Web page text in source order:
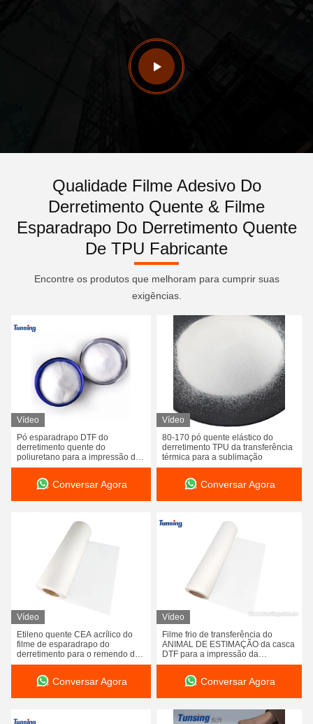
Qualidade Filme Adesivo Do
Derretimento Quente & Filme
Esparadrapo Do Derretimento Quente
De TPU Fabricante
Encontre os produtos que melhoram para cumprir suas
exigências.
Vídeo
Pó esparadrapo DTF do
derretimento quente do
poliuretano para a impressão da
transferência térmica
Conversar Agora
Vídeo
80-170 pó quente elástico do
derretimento TPU da transferência
térmica para a sublimação
Conversar Agora
Vídeo
Etileno quente CEA acrílico do
filme de esparadrapo do
derretimento para o remendo do
bordado
Conversar Agora
Vídeo
Filme frio de transferência do
ANIMAL DE ESTIMAÇÃO da casca
DTF para a impressão da
transferência térmica da camisa de
Conversar Agora